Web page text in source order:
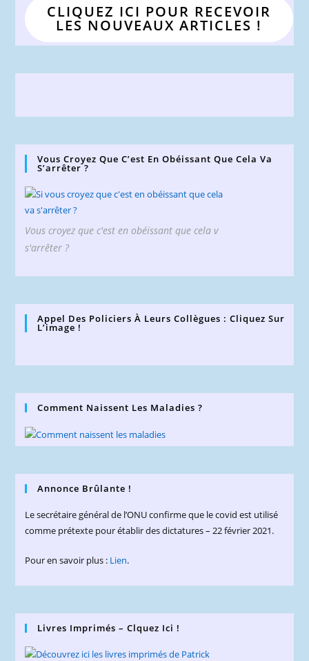
CLIQUEZ ICI POUR RECEVOIR
LES NOUVEAUX ARTICLES !
Vous Croyez Que C’est En Obéissant Que Cela Va
S’arrêter ?
Vous croyez que c'est en obéissant que cela v
s'arrêter ?
Appel Des Policiers À Leurs Collègues : Cliquez Sur
L’image !
Comment Naissent Les Maladies ?
Annonce Brûlante !
Le secrétaire général de l’ONU confirme que le covid est utilisé
comme prétexte pour établir des dictatures – 22 février 2021.
Pour en savoir plus : Lien.
Livres Imprimés – Clquez Ici !